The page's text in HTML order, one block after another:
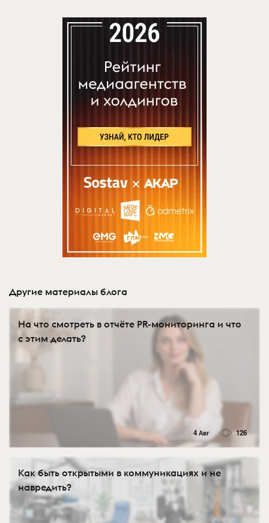
Другие материалы блога
На что смотреть в отчёте PR-мониторинга и что
с этим делать?
4 Авг 126
Как быть открытыми в коммуникациях и не
навредить?